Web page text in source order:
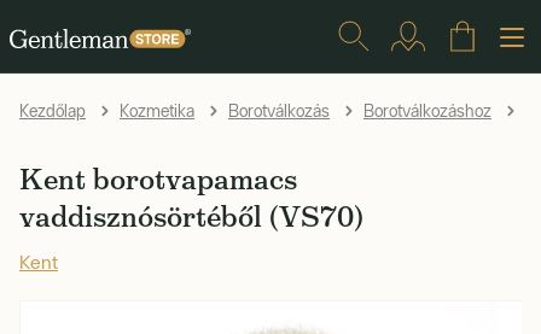
Kezdőlap Kozmetika Borotválkozás Borotválkozáshoz
Kent borotvapamacs
vaddisznósörtéből (VS70)
Kent